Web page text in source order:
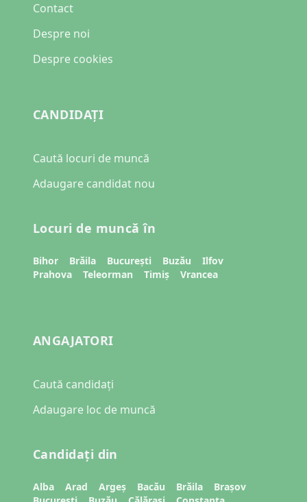
Contact
Despre noi
Despre cookies
CANDIDAȚI
Caută locuri de muncă
Adaugare candidat nou
Locuri de muncă în
Bihor Brăila București Buzău
Ilfov
Prahova
Teleorman Timiș Vrancea
ANGAJATORI
Caută candidați
Adaugare loc de muncă
Candidați din
Alba Arad Argeș Bacău Brăila
Brașov